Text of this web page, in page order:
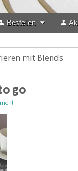
Bestellen
mit Blends
go